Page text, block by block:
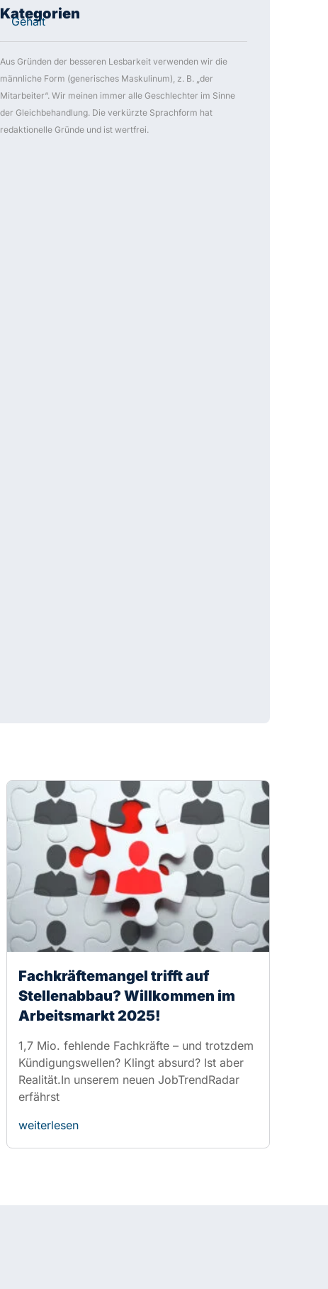
der Gleichbehandlung. Die verkürzte Sprachform hat
redaktionelle Gründe und ist wertfrei.
Fachkräftemangel trifft auf
Stellenabbau? Willkommen im
Arbeitsmarkt 2025!
1,7 Mio. fehlende Fachkräfte – und trotzdem
Realität.In unserem neuen JobTrendRadar
erfährst
weiterlesen